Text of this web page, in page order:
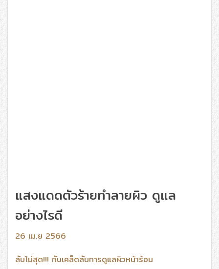
แสงแดดตัวร้ายทำลายผิว ดูแล
อย่างไรดี
26 เม.ย 2566
ลับไม่สุด!!! กับเคล็ดลับการดูแลผิวหน้าร้อน